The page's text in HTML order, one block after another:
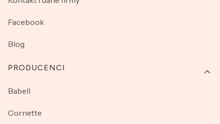
Facebook
Blog
PRODUCENCI
Babell
Cornette